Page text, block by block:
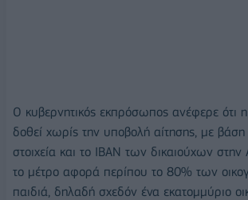
Ο κυβερνητικός εκπρόσωπος ανέφερε ότι
δοθεί χωρίς την υποβολή αίτησης, με
στοιχεία και το IBAN των δικαιούχων
το μέτρο αφορά περίπου το 80% των
παιδιά, δηλαδή σχεδόν ένα εκατομμύριο